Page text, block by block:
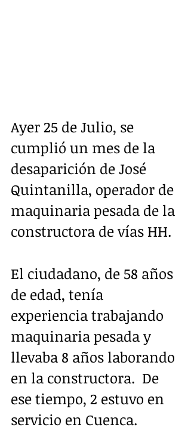
Ayer 25 de Julio, se
cumplió un mes de la
desaparición de José
Quintanilla, operador de
maquinaria pesada de la
constructora de vías HH.
El ciudadano, de 58 años
de edad, tenía
experiencia trabajando
maquinaria pesada y
llevaba 8 años laborando
en la constructora.  De
ese tiempo, 2 estuvo en
servicio en Cuenca.